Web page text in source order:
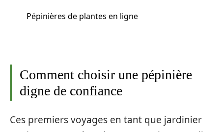
Pépinières de plantes en ligne
Comment choisir une pépinière
digne de confiance
Ces premiers voyages en tant que jardinier